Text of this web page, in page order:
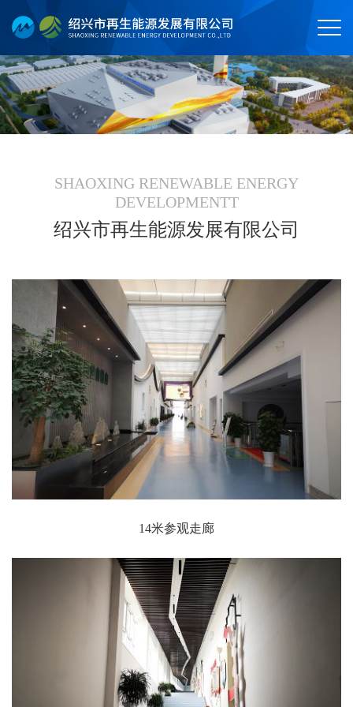
SHAOXING RENEWABLE ENERGY
DEVELOPMENTT
绍兴市再生能源发展有限公司
14米参观走廊